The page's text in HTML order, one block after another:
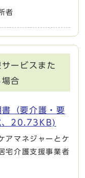
者
ービスまた
合
（要介護・要
、20.73KB)
アマネジャーとケ
宅介護支援事業者